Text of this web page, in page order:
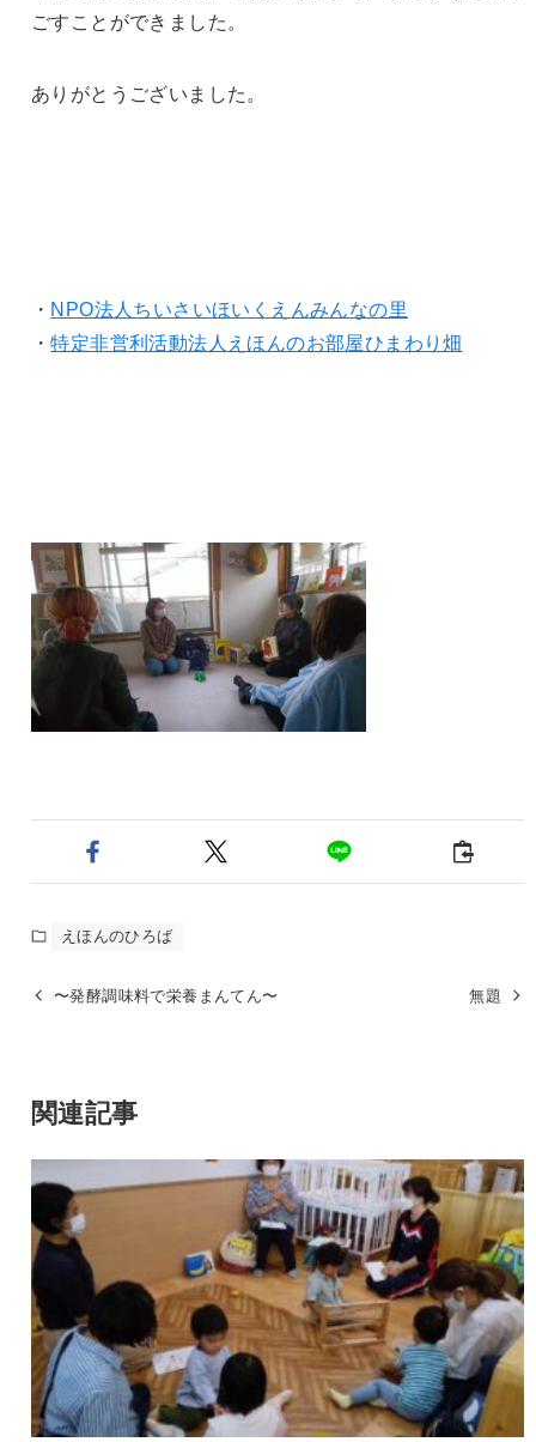
ごすことができました。
ありがとうございました。
・ NPO法人ちいさいほいくえんみんなの里
・特定非営利活動法人えほんのお部屋ひまわり畑
えほんのひろば
〜発酵調味料で栄養まんてん〜 無題
関連記事